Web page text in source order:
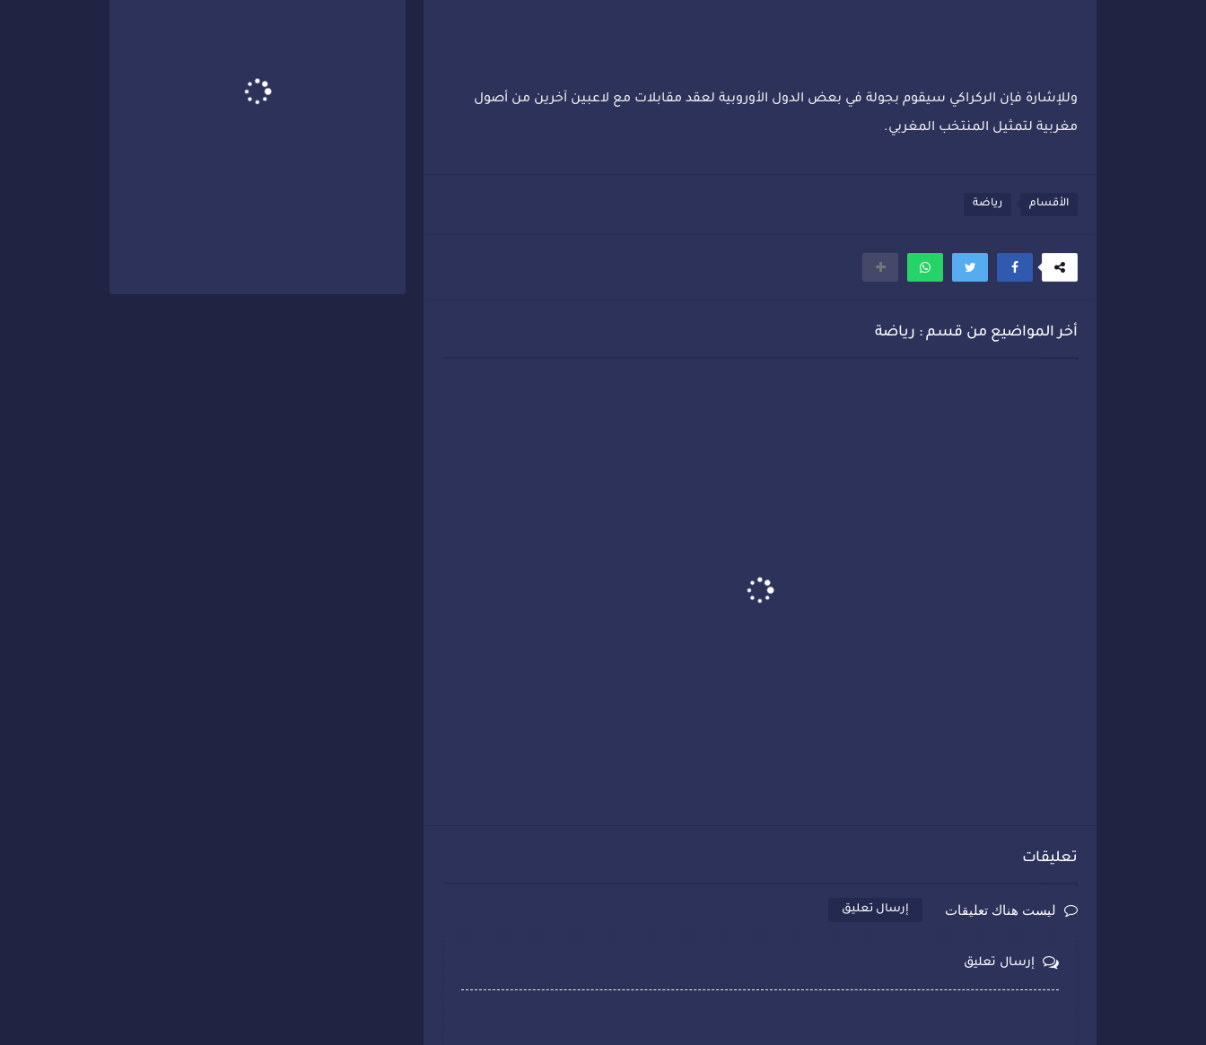
وللإشارة فإن الركراكي سيقوم بجولة في بعض الدول الأوروبية لعقد مقابلات مع لاعبين آخرين من أصول
مغربية لتمثيل المنتخب المغربي.
الأقسام رياضة
أخر المواضيع من قسم : رياضة
تعليقات
ليست هناك تعليقات إرسال تعليق
إرسال تعليق